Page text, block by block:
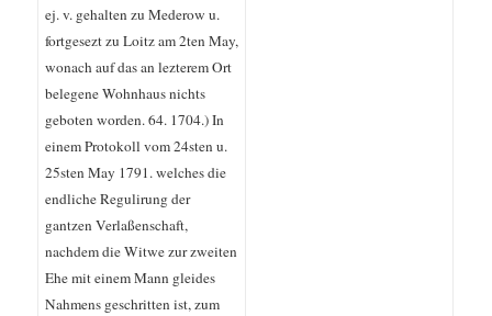
ej. v. gehalten zu Mederow u.
fortgesezt zu Loitz am 2ten May,
wonach auf das an lezterem Ort
belegene Wohnhaus nichts
geboten worden. 64. 1704.) In
einem Protokoll vom 24sten u.
25sten May 1791. welches die
endliche Regulirung der
gantzen Verlaßenschaft,
nachdem die Witwe zur zweiten
Ehe mit einem Mann gleides
Nahmens geschritten ist, zum